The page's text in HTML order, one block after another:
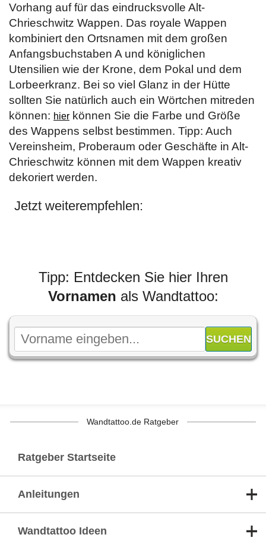
Vorhang auf für das eindrucksvolle Alt-
Chrieschwitz Wappen. Das royale Wappen
kombiniert den Ortsnamen mit dem großen
Anfangsbuchstaben A und königlichen
Utensilien wie der Krone, dem Pokal und dem
Lorbeerkranz. Bei so viel Glanz in der Hütte
sollten Sie natürlich auch ein Wörtchen mitreden
können: hier können Sie die Farbe und Größe
des Wappens selbst bestimmen. Tipp: Auch
Vereinsheim, Proberaum oder Geschäfte in Alt-
Chrieschwitz können mit dem Wappen kreativ
dekoriert werden.
Jetzt weiterempfehlen:
Tipp: Entdecken Sie hier Ihren
Vornamen als Wandtattoo:
Wandtattoo.de Ratgeber
Ratgeber Startseite
Anleitungen
Wandtattoo Ideen